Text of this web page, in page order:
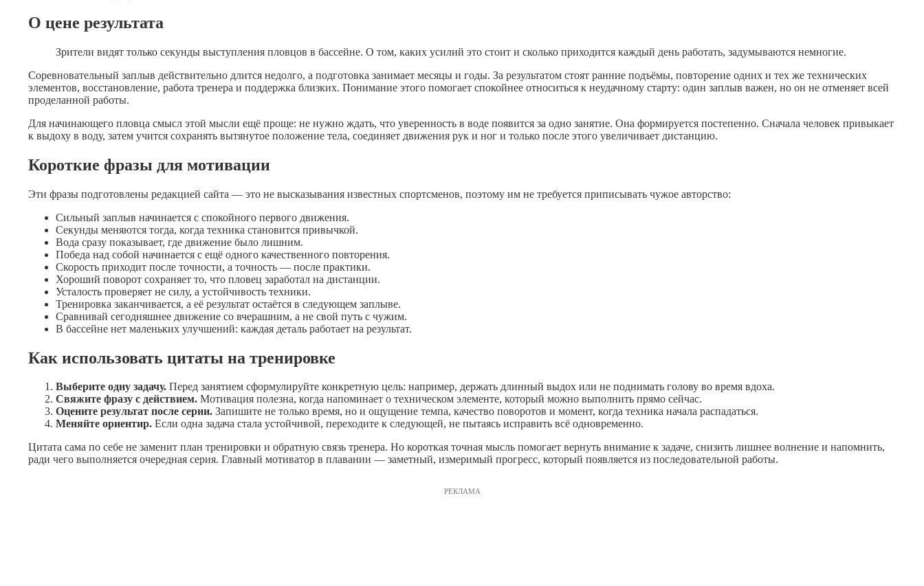
О цене результата
Зрители видят только секунды выступления пловцов в бассейне. О том, каких усилий это стоит и сколько приходится каждый день работать, задумываются немногие.
Соревновательный заплыв действительно длится недолго, а подготовка занимает месяцы и годы. За результатом стоят ранние подъёмы, повторение одних и тех же технических
элементов, восстановление, работа тренера и поддержка близких. Понимание этого помогает спокойнее относиться к неудачному старту: один заплыв важен, но он не отменяет всей
проделанной работы.
Для начинающего пловца смысл этой мысли ещё проще: не нужно ждать, что уверенность в воде появится за одно занятие. Она формируется постепенно. Сначала человек привыкает
к выдоху в воду, затем учится сохранять вытянутое положение тела, соединяет движения рук и ног и только после этого увеличивает дистанцию.
Короткие фразы для мотивации
Эти фразы подготовлены редакцией сайта — это не высказывания известных спортсменов, поэтому им не требуется приписывать чужое авторство:
Сильный заплыв начинается с спокойного первого движения.
Секунды меняются тогда, когда техника становится привычкой.
Вода сразу показывает, где движение было лишним.
Победа над собой начинается с ещё одного качественного повторения.
Скорость приходит после точности, а точность — после практики.
Хороший поворот сохраняет то, что пловец заработал на дистанции.
Усталость проверяет не силу, а устойчивость техники.
Тренировка заканчивается, а её результат остаётся в следующем заплыве.
Сравнивай сегодняшнее движение со вчерашним, а не свой путь с чужим.
В бассейне нет маленьких улучшений: каждая деталь работает на результат.
Как использовать цитаты на тренировке
Выберите одну задачу. Перед занятием сформулируйте конкретную цель: например, держать длинный выдох или не поднимать голову во время вдоха.
Свяжите фразу с действием. Мотивация полезна, когда напоминает о техническом элементе, который можно выполнить прямо сейчас.
Оцените результат после серии. Запишите не только время, но и ощущение темпа, качество поворотов и момент, когда техника начала распадаться.
Меняйте ориентир. Если одна задача стала устойчивой, переходите к следующей, не пытаясь исправить всё одновременно.
Цитата сама по себе не заменит план тренировки и обратную связь тренера. Но короткая точная мысль помогает вернуть внимание к задаче, снизить лишнее волнение и напомнить,
ради чего выполняется очередная серия. Главный мотиватор в плавании — заметный, измеримый прогресс, который появляется из последовательной работы.
РЕКЛАМА